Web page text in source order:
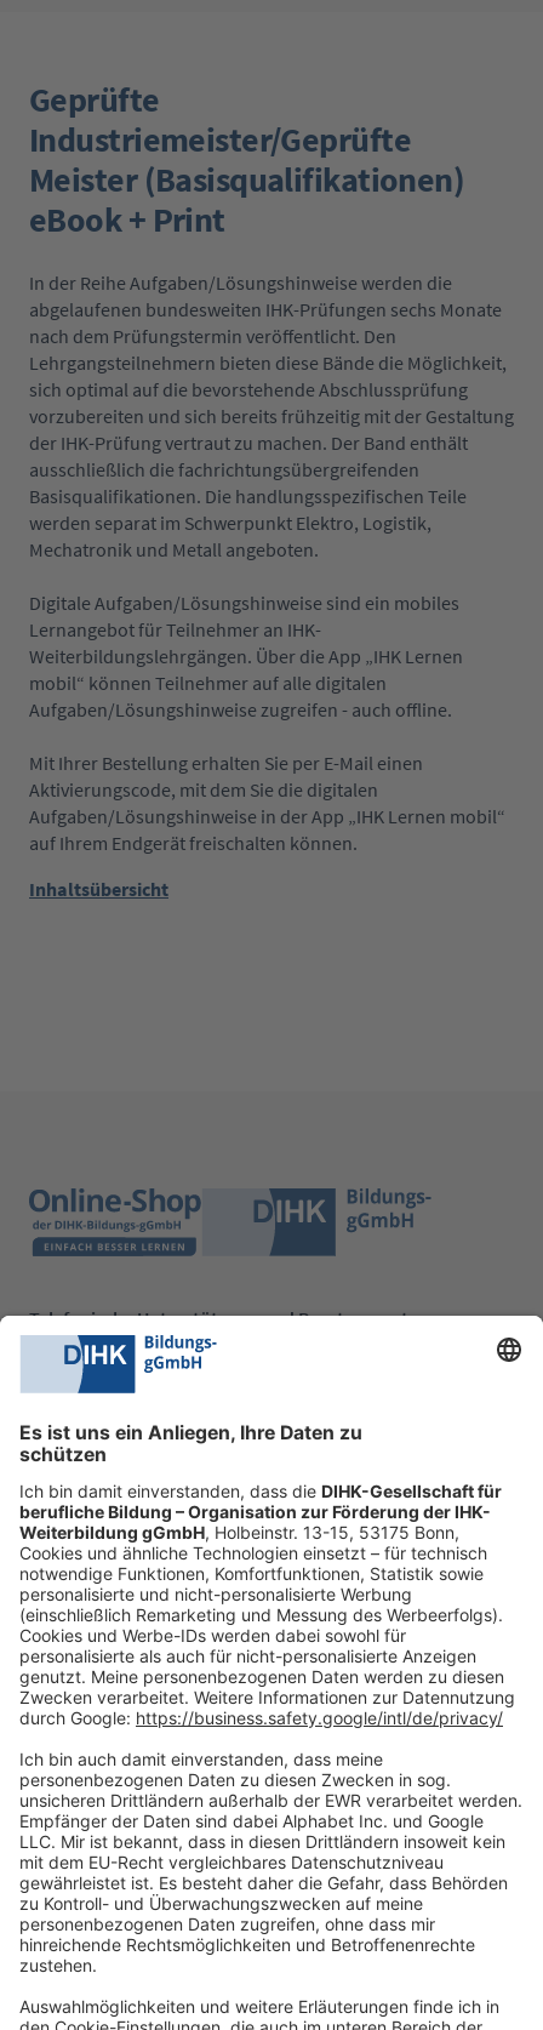
Geprüfte
Industriemeister/Geprüfte
Meister (Basisqualifikationen)
eBook + Print
In der Reihe Aufgaben/Lösungshinweise werden die
abgelaufenen bundesweiten IHK-Prüfungen sechs Monate
nach dem Prüfungstermin veröffentlicht. Den
Lehrgangsteilnehmern bieten diese Bände die Möglichkeit,
sich optimal auf die bevorstehende Abschlussprüfung
vorzubereiten und sich bereits frühzeitig mit der Gestaltung
der IHK-Prüfung vertraut zu machen. Der Band enthält
ausschließlich die fachrichtungsübergreifenden
Basisqualifikationen. Die handlungsspezifischen Teile
werden separat im Schwerpunkt Elektro, Logistik,
Mechatronik und Metall angeboten.
Digitale Aufgaben/Lösungshinweise sind ein mobiles
Lernangebot für Teilnehmer an IHK-
Weiterbildungslehrgängen. Über die App „IHK Lernen
mobil“ können Teilnehmer auf alle digitalen
Aufgaben/Lösungshinweise zugreifen - auch offline.
Mit Ihrer Bestellung erhalten Sie per E-Mail einen
Aktivierungscode, mit dem Sie die digitalen
Aufgaben/Lösungshinweise in der App „IHK Lernen mobil“
auf Ihrem Endgerät freischalten können.
Inhaltsübersicht
Telefonische Unterstützung und Beratung unter:
0228 6205 205
Fr.:
09:00-14:00 Uhr
shop@dihk-bildung.shop
Vertrag widerrufen
Zahlungsarten
Social Media
Oft Gesucht
Rund um die Prüfung